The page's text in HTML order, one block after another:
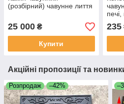
(розбірний) чавунне лиття
25 000 ₴
Купити
235
Акційні пропозиції та
Розпродаж –42%